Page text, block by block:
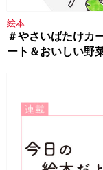
絵本
＃やさいばたけカ
ート＆おいしい野